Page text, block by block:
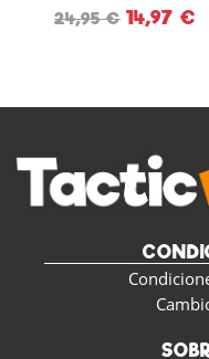
24,95 € 14,97 €